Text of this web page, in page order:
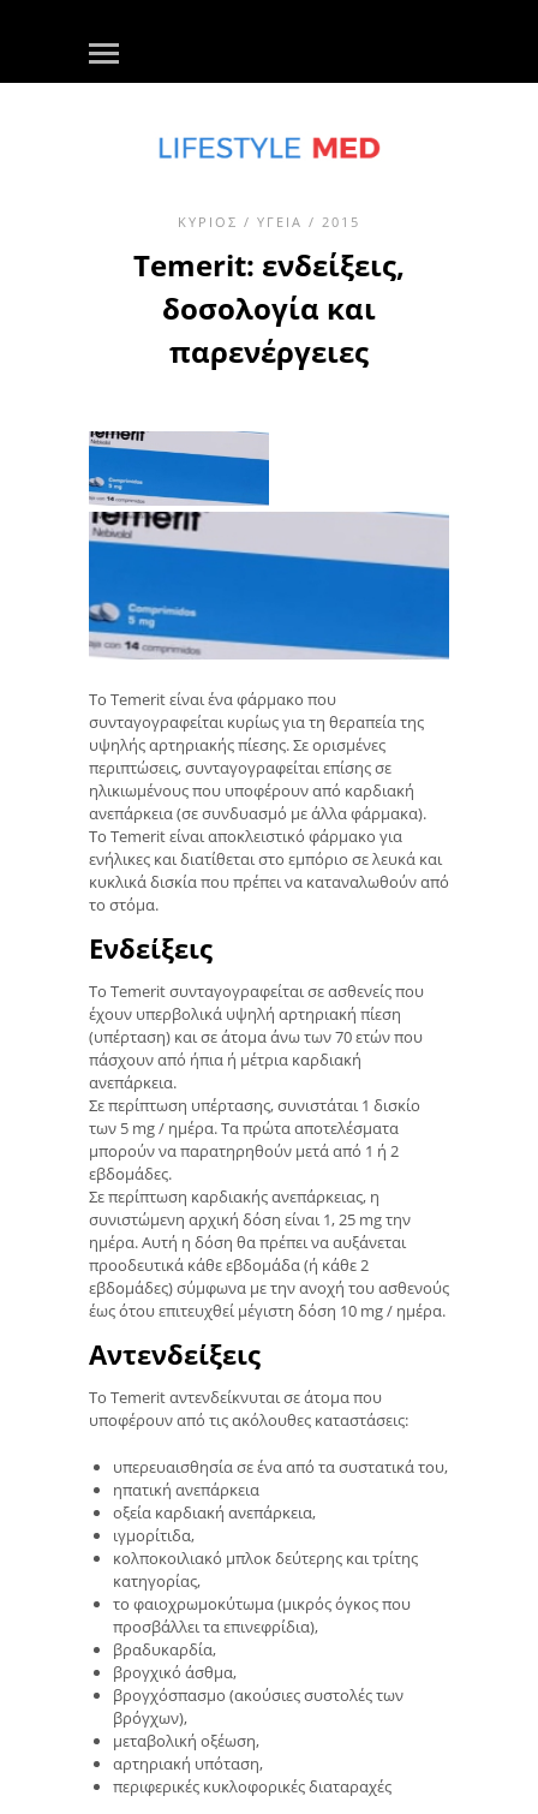
ΚΎΡΙΟΣ / ΥΓΕΊΑ / 2015
Temerit: ενδείξεις,
δοσολογία και
παρενέργειες
Το Temerit είναι ένα φάρμακο που
συνταγογραφείται κυρίως για τη θεραπεία της
υψηλής αρτηριακής πίεσης. Σε ορισμένες
περιπτώσεις, συνταγογραφείται επίσης σε
ηλικιωμένους που υποφέρουν από καρδιακή
ανεπάρκεια (σε συνδυασμό με άλλα φάρμακα).
Το Temerit είναι αποκλειστικό φάρμακο για
ενήλικες και διατίθεται στο εμπόριο σε λευκά και
κυκλικά δισκία που πρέπει να καταναλωθούν από
το στόμα.
Ενδείξεις
Το Temerit συνταγογραφείται σε ασθενείς που
έχουν υπερβολικά υψηλή αρτηριακή πίεση
(υπέρταση) και σε άτομα άνω των 70 ετών που
πάσχουν από ήπια ή μέτρια καρδιακή
ανεπάρκεια.
Σε περίπτωση υπέρτασης, συνιστάται 1 δισκίο
των 5 mg / ημέρα. Τα πρώτα αποτελέσματα
μπορούν να παρατηρηθούν μετά από 1 ή 2
εβδομάδες.
Σε περίπτωση καρδιακής ανεπάρκειας, η
συνιστώμενη αρχική δόση είναι 1, 25 mg την
ημέρα. Αυτή η δόση θα πρέπει να αυξάνεται
προοδευτικά κάθε εβδομάδα (ή κάθε 2
εβδομάδες) σύμφωνα με την ανοχή του ασθενούς
έως ότου επιτευχθεί μέγιστη δόση 10 mg / ημέρα.
Αντενδείξεις
Το Temerit αντενδείκνυται σε άτομα που
υποφέρουν από τις ακόλουθες καταστάσεις:
υπερευαισθησία σε ένα από τα συστατικά του,
ηπατική ανεπάρκεια
οξεία καρδιακή ανεπάρκεια,
ιγμορίτιδα,
κολποκοιλιακό μπλοκ δεύτερης και τρίτης
κατηγορίας,
το φαιοχρωμοκύτωμα (μικρός όγκος που
προσβάλλει τα επινεφρίδια),
βραδυκαρδία,
βρογχικό άσθμα,
βρογχόσπασμο (ακούσιες συστολές των
βρόγχων),
μεταβολική οξέωση,
αρτηριακή υπόταση,
περιφερικές κυκλοφορικές διαταραχές